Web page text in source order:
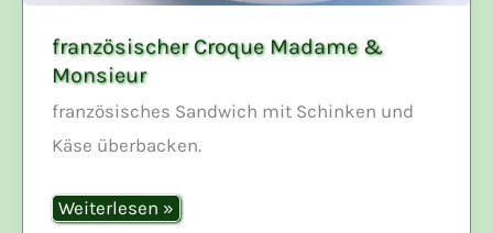
französischer Croque Madame &
Monsieur
französisches Sandwich mit Schinken und
Käse überbacken.
französischer
Croque
Weiterlesen »